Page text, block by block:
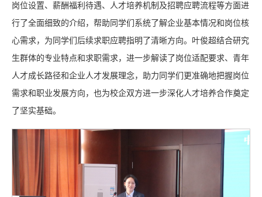
岗位设置、薪酬福利待遇、人才培养机制及招聘应聘流程等方面进
行了全面细致的介绍，帮助同学们系统了解企业基本情况和岗位核
心需求，为同学们后续求职应聘指明了清晰方向。叶俊超结合研究
生群体的专业特点和求职需求，进一步解读了岗位适配要求、青年
人才成长路径和企业人才发展理念，助力同学们更准确地把握岗位
需求和职业发展方向，也为校企双方进一步深化人才培养合作奠定
了坚实基础。